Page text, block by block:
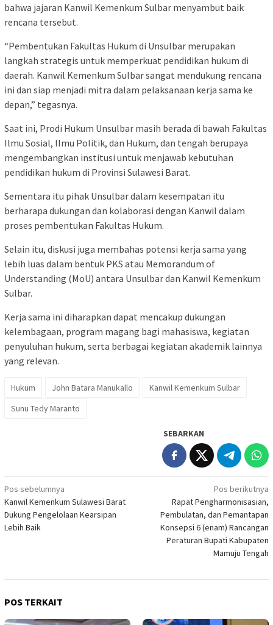
bahwa jajaran Kanwil Kemenkum Sulbar menyambut baik
rencana tersebut.
“Pembentukan Fakultas Hukum di Unsulbar merupakan
langkah strategis untuk memperkuat pendidikan hukum di
daerah. Kanwil Kemenkum Sulbar sangat mendukung rencana
ini dan siap menjadi mitra dalam pelaksanaan kerja sama ke
depan,” tegasnya.
Saat ini, Prodi Hukum Unsulbar masih berada di bawah Fakultas
Ilmu Sosial, Ilmu Politik, dan Hukum, dan tengah berupaya
mengembangkan institusi untuk menjawab kebutuhan
pendidikan hukum di Provinsi Sulawesi Barat.
Sementara itu pihak Unsulbar dalam kesempatan itu
berharapa dukungan dan kolaborasi dengan Kanwil dalam
proses pembentukan Fakultas Hukum.
Selain itu, diskusi juga membahas potensi kerja sama yang
lebih luas dalam bentuk PKS atau Memorandum of
Understanding (MoU) antara Unsulbar dan Kanwil Kemenkum
Sulbar.
Kerja sama ini diharapkan dapat mencakup dukungan
kelembagaan, program magang bagi mahasiswa, kegiatan
penyuluhan hukum, serta berbagai kegiatan akademik lainnya
yang relevan.
Hukum John Batara Manukallo
Kanwil Kemenkum Sulbar
Sunu Tedy Maranto
SEBARKAN
Navigasi
pos
Pos sebelumnya
Kanwil Kemenkum Sulawesi Barat
Dukung Pengelolaan Kearsipan
Lebih Baik
Pos berikutnya
Rapat Pengharmonisasian,
Pembulatan, dan Pemantapan
Konsepsi 6 (enam) Rancangan
Peraturan Bupati Kabupaten
Mamuju Tengah
POS TERKAIT